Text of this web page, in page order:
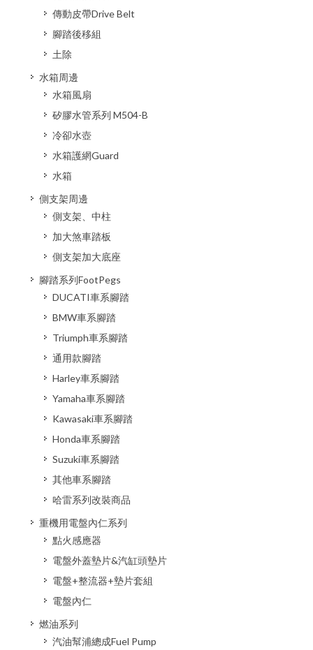
傳動皮帶Drive Belt
腳踏後移組
土除
水箱周邊
水箱風扇
矽膠水管系列 M504-B
冷卻水壺
水箱護網Guard
水箱
側支架周邊
側支架、中柱
加大煞車踏板
側支架加大底座
腳踏系列FootPegs
DUCATI車系腳踏
BMW車系腳踏
Triumph車系腳踏
通用款腳踏
Harley車系腳踏
Yamaha車系腳踏
Kawasaki車系腳踏
Honda車系腳踏
Suzuki車系腳踏
其他車系腳踏
哈雷系列改裝商品
重機用電盤內仁系列
點火感應器
電盤外蓋墊片&汽缸頭墊片
電盤+整流器+墊片套組
電盤內仁
燃油系列
汽油幫浦總成Fuel Pump